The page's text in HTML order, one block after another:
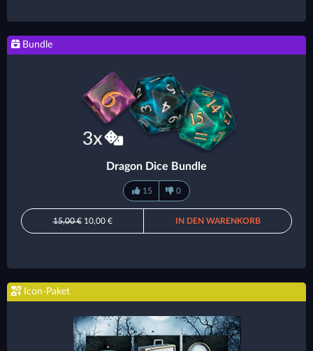
Bundle
Dragon Dice Bundle
15 0
15,00 €10,00 € IN DEN WARENKORB
Icon-Paket